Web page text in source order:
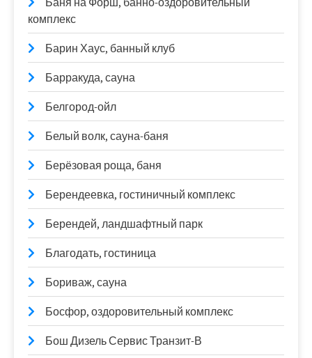
комплекс
Барин Хаус, банный клуб
Барракуда, сауна
Белгород-ойл
Белый волк, сауна-баня
Берёзовая роща, баня
Берендеевка, гостиничный комплекс
Берендей, ландшафтный парк
Благодать, гостиница
Бориваж, сауна
Босфор, оздоровительный комплекс
Бош Дизель Сервис Транзит-В